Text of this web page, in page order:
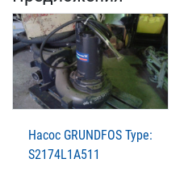
Насос GRUNDFOS Type:
S2174L1A511